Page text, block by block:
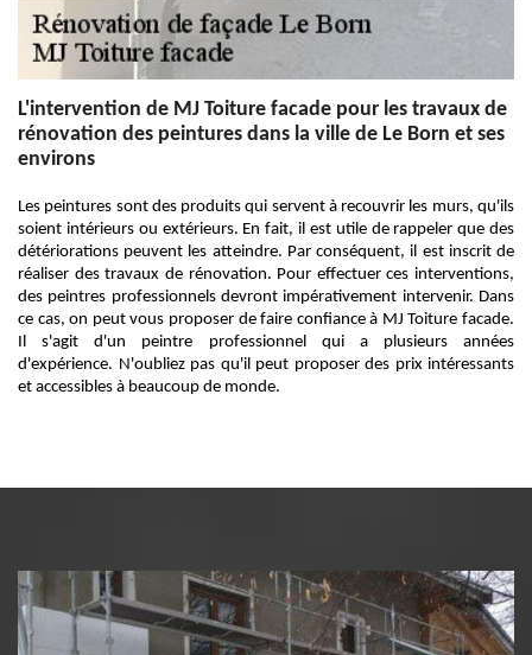
L'intervention de MJ Toiture facade pour les travaux de
rénovation des peintures dans la ville de Le Born et ses
environs
Les peintures sont des produits qui servent à recouvrir les murs, qu'ils
soient intérieurs ou extérieurs. En fait, il est utile de rappeler que des
détériorations peuvent les atteindre. Par conséquent, il est inscrit de
réaliser des travaux de rénovation. Pour effectuer ces interventions,
des peintres professionnels devront impérativement intervenir. Dans
ce cas, on peut vous proposer de faire confiance à MJ Toiture facade.
Il s'agit d'un peintre professionnel qui a plusieurs années
d'expérience. N'oubliez pas qu'il peut proposer des prix intéressants
et accessibles à beaucoup de monde.